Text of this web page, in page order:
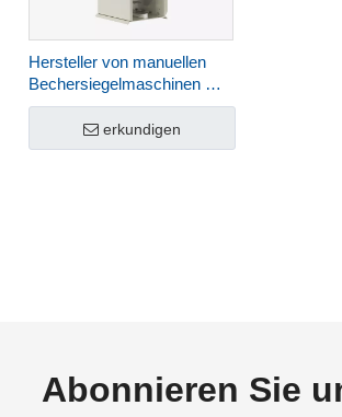
Hersteller von manuellen
Bechersiegelmaschinen mit
Preis HL-95C
erkundigen
Abonnieren Sie